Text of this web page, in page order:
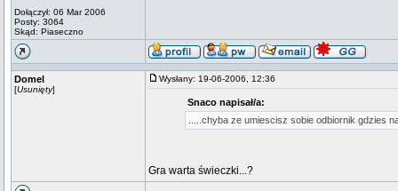
Dołączył: 06 Mar 2006
Posty: 3064
Skąd: Piaseczno
Domel
[Usunięty]
Wysłany: 19-06-2006, 12:36
Snaco napisał/a:
.....chyba ze umiescisz sobie odbiornik gdzies
Gra warta świeczki...?